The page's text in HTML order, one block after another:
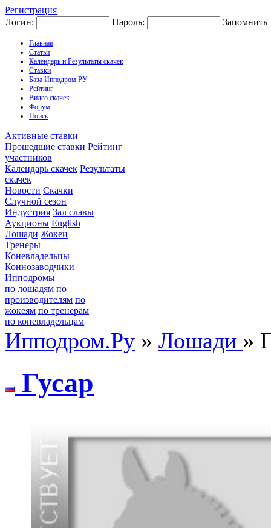
Регистрация
Логин:
Пароль: Запомнить
Главная
Статьи
Календарь и Результаты скачек
Ставки
База Ипподром.РУ
Рейтинг
Видео скачек
Форум
Поиск
Активные ставки
Прошедшие ставки Рейтинг
участников
Календарь скачек Результаты
скачек
Новости Скачки
Случной сезон
Индустрия Зал славы
Аукционы English
Лошади Жокеи
Тренеры
Коневладельцы
Коннозаводчики
Ипподромы
по лошадям по
производителям по
жокеям по тренерам
по коневладельцам
Ипподром.Ру » Лошади »
Гусар